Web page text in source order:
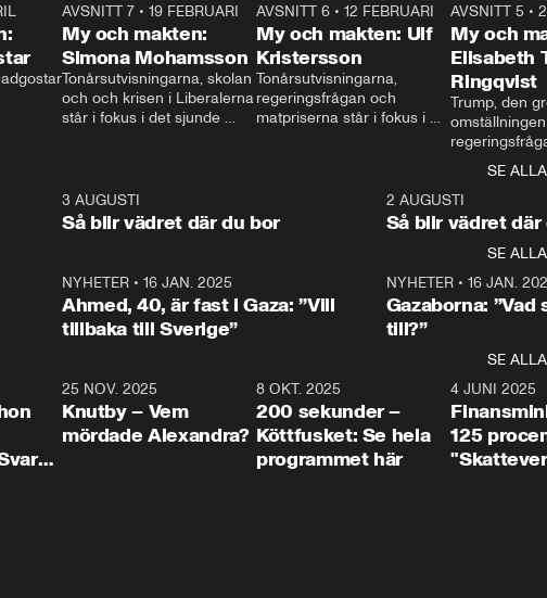
vi
24:30
AVSNITT 7• 19 FEBRUARI
My och makten:
Simona Mohamsson
Tonårsutvisningarna, skolan
och och krisen i Liberalerna
står i fokus i det sjunde
kommentator My
Rohwedder ställer
utbildnings- och
Mohamsson till svars.
27:30
AVSNITT 6 •12 FEBRUARI
My och makten: Ulf
Kristersson
Tonårsutvisningarna,
regeringsfrågan och
matpriserna står i fokus i
Rohwedder ställer
statsminister Ulf Kristersson
AVSNITT 5 •
My och
Elisabeth
Ringqvist
Trump, den
centrum i
avsnittet av
Makten”. Se
Aftonbladets
Rohwedder
Thand Ring
SE ALLA
3 AUGUSTI
Så blir vädret där du bor
2 AUGUSTI
Så blir vädret där
SE ALLA
NYHETER• 16 JAN. 2025
Ahmed, 40, är fast i Gaza: ”Vill
tillbaka till Sverige”
NYHETER• 16 JAN.
Gazaborna:
till?”
SE ALLA
31:05
25 NOV. 2025
Knutby – Vem
mördade Alexandra?
4:29
8 OKT. 2025
200 sekunder –
Köttfusket: Se hela
programmet här
4 JUNI 2025
125